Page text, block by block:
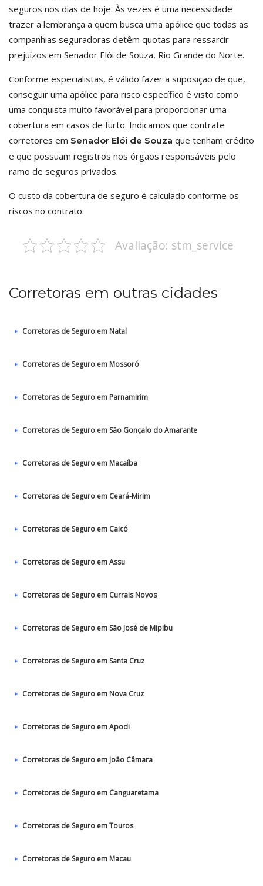
seguros nos dias de hoje. Às vezes é uma necessidade
trazer a lembrança a quem busca uma apólice que todas as
companhias seguradoras detêm quotas para ressarcir
prejuízos em Senador Elói de Souza, Rio Grande do Norte.
Conforme especialistas, é válido fazer a suposição de que,
conseguir uma apólice para risco específico é visto como
uma conquista muito favorável para proporcionar uma
cobertura em casos de furto. Indicamos que contrate
corretores em Senador Elói de Souza que tenham crédito
e que possuam registros nos órgãos responsáveis pelo
ramo de seguros privados.
O custo da cobertura de seguro é calculado conforme os
riscos no contrato.
Avaliação: stm_service
Corretoras em outras cidades
Corretoras de Seguro em Natal
Corretoras de Seguro em Mossoró
Corretoras de Seguro em Parnamirim
Corretoras de Seguro em São Gonçalo do Amarante
Corretoras de Seguro em Macaíba
Corretoras de Seguro em Ceará-Mirim
Corretoras de Seguro em Caicó
Corretoras de Seguro em Assu
Corretoras de Seguro em Currais Novos
Corretoras de Seguro em São José de Mipibu
Corretoras de Seguro em Santa Cruz
Corretoras de Seguro em Nova Cruz
Corretoras de Seguro em Apodi
Corretoras de Seguro em João Câmara
Corretoras de Seguro em Canguaretama
Corretoras de Seguro em Touros
Corretoras de Seguro em Macau